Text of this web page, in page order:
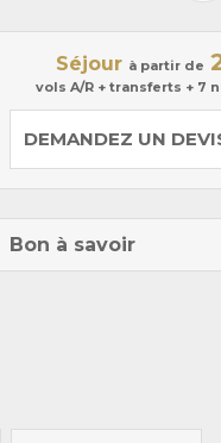
Séjour à partir de
vols A/R + transferts + 7
DEMANDEZ UN
Bon à savoir